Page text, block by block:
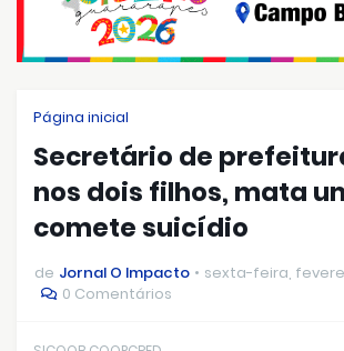
Página inicial
Secretário de
nos dois filhos, mata
comete suicídio
de Jornal O Impacto
sexta-feira,
0 Comentários